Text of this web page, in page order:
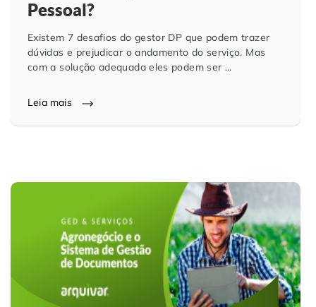
Pessoal?
Existem 7 desafios do gestor DP que podem trazer
dúvidas e prejudicar o andamento do serviço. Mas
com a solução adequada eles podem ser ...
Leia mais